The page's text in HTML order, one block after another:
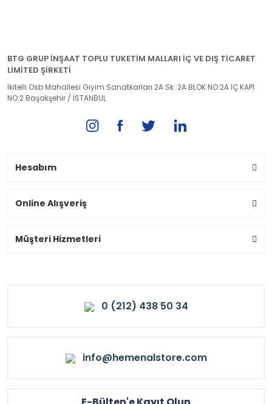
BTG GRUP İNŞAAT TOPLU TUKETİM MALLARI İÇ VE DIŞ TİCARET
LİMİTED ŞİRKETİ
İkitelli Osb Mahallesi Giyim Sanatkarları 2A Sk. 2A BLOK NO:2A İÇ KAPI
NO:2 Başakşehir / İSTANBUL
Hesabım
Online Alışveriş
Müşteri Hizmetleri
0 (212) 438 50 34
info@hemenalstore.com